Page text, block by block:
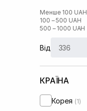
Менше 100 UAH
100 – 500 UAH
500 – 1000 UAH
Від
КРАЇНА
Корея (1)